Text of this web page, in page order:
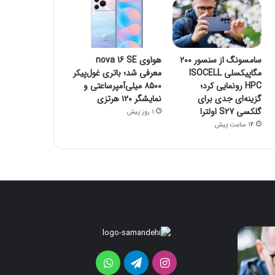
سامسونگ از سنسور ۲۰۰
مگاپیکسلی ISOCELL
HPC رونمایی کرد؛
گزینه‌ای جدی برای
گلکسی S27 اولترا
14 ساعت پیش
هواوی nova 16 SE
معرفی شد؛ باتری غول‌پیکر
۸۵۰۰ میلی‌آمپرساعتی و
نمایشگر ۱۲۰ هرتزی
1 روز پیش
قابلیت
HiLight
در
اینستاگرامتلگرام واتس